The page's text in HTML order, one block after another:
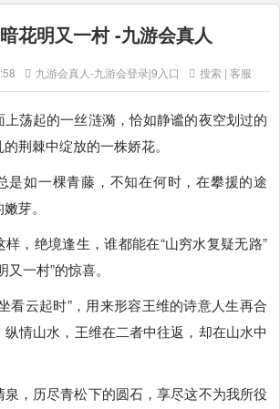
花明又一村 -九游会真人
九游会真人-九游会登录j9入口 搜索 | 客服
荡起的一丝涟漪，恰如静谧的夜空划过的
荆棘中绽放的一株娇花。
是如一棵青藤，不知在何时，在攀援的途
芽。
，绝境逢生，谁都能在“山穷水复疑无路”
一村”的惊喜。
看云起时”，用来形容王维的诗意人生再合
情山水，王维在二者中往返，却在山水中
，历尽青松下的圆石，享尽这不为我所役